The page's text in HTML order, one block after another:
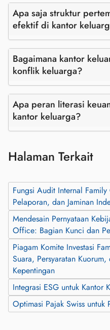
Apa saja struktur
efektif di kantor
Bagaimana kantor
konflik keluarga?
Apa peran literasi
kantor keluarga?
Halaman Terkait
Fungsi Audit Internal
Pelaporan, dan Jaminan
Mendesain Pernyataan
Office: Bagian Kunci dan
Piagam Komite Investasi
Suara, Persyaratan
Kepentingan
Integrasi ESG untuk Kantor
Optimasi Pajak Swiss untuk